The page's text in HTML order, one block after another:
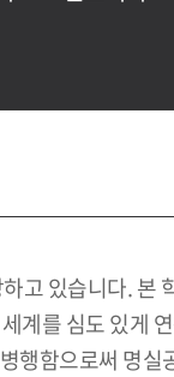
있습니다.
를 심도 있게
함으로써 명